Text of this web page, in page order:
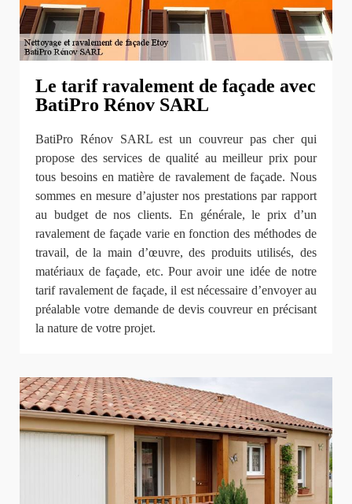
Le tarif ravalement de façade avec
BatiPro Rénov SARL
BatiPro Rénov SARL est un couvreur pas cher qui
propose des services de qualité au meilleur prix pour
tous besoins en matière de ravalement de façade. Nous
sommes en mesure d’ajuster nos prestations par rapport
au budget de nos clients. En générale, le prix d’un
ravalement de façade varie en fonction des méthodes de
travail, de la main d’œuvre, des produits utilisés, des
matériaux de façade, etc. Pour avoir une idée de notre
tarif ravalement de façade, il est nécessaire d’envoyer au
préalable votre demande de devis couvreur en précisant
la nature de votre projet.